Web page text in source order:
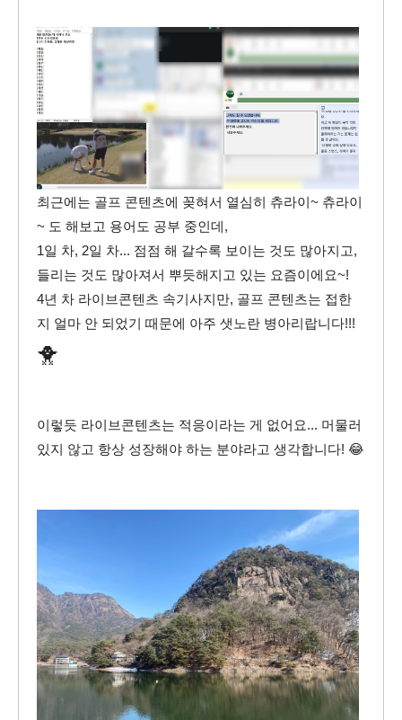
최근에는 골프 콘텐츠에 꽂혀서 열심히 츄라이~ 츄라이
~ 도 해보고 용어도 공부 중인데,
1일 차, 2일 차... 점점 해 갈수록 보이는 것도 많아지고,
들리는 것도 많아져서 뿌듯해지고 있는 요즘이에요~!
4년 차 라이브콘텐츠 속기사지만, 골프 콘텐츠는 접한
지 얼마 안 되었기 때문에 아주 샛노란 병아리랍니다!!!
🐥
이렇듯 라이브콘텐츠는 적응이라는 게 없어요... 머물러
있지 않고 항상 성장해야 하는 분야라고 생각합니다! 😂